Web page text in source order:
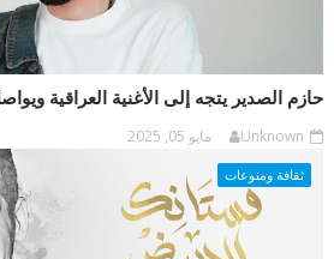
حازم الصدير يتجه إلى الأغنية العراقية
Unknown مايو 05, 2025
ثقافة ومنوعات